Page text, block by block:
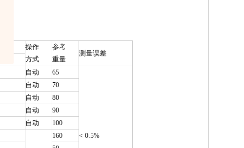
操作
方式
参考
重量
测量误差
自动 65
< 0.5%
自动
70
自动
80
自动
90
自动
100
160